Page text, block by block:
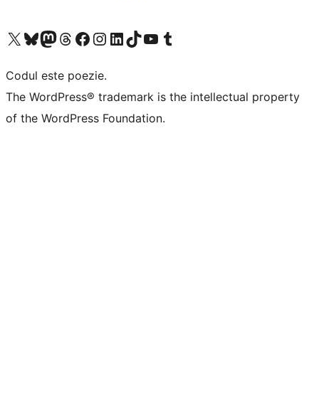
Mergi la contul nostru X (fost Twitter)
Vizitează contul nostru Bluesky
Vizitează contul nostru Mastodon
Vizitează contul nostru Threads
Vizitează pagina noastră Facebook
Vizitează-ne pe Instagram
Vizitează-ne pe LinkedIn
Vizitează contul nostru TikTok
Vizitează canalul nostru YouTube
Vizitează contul nostru Tumblr
Codul este poezie.
The WordPress® trademark is the intellectual property
of the WordPress Foundation.